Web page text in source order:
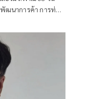
ฒนาการค้า การท่อง
.) กล่าวถึง การ
ขณะนี้กำลังพูดคุยกัน
ที่จำกัดขณะนี้ ต้องดู